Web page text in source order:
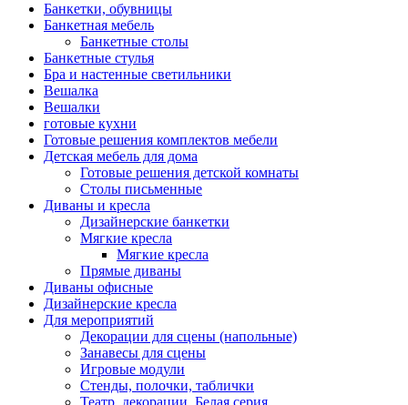
Банкетки, обувницы
Банкетная мебель
Банкетные столы
Банкетные стулья
Бра и настенные светильники
Вешалка
Вешалки
готовые кухни
Готовые решения комплектов мебели
Детская мебель для дома
Готовые решения детской комнаты
Столы письменные
Диваны и кресла
Дизайнерские банкетки
Мягкие кресла
Мягкие кресла
Прямые диваны
Диваны офисные
Дизайнерские кресла
Для мероприятий
Декорации для сцены (напольные)
Занавесы для сцены
Игровые модули
Стенды, полочки, таблички
Театр. декорации. Белая серия